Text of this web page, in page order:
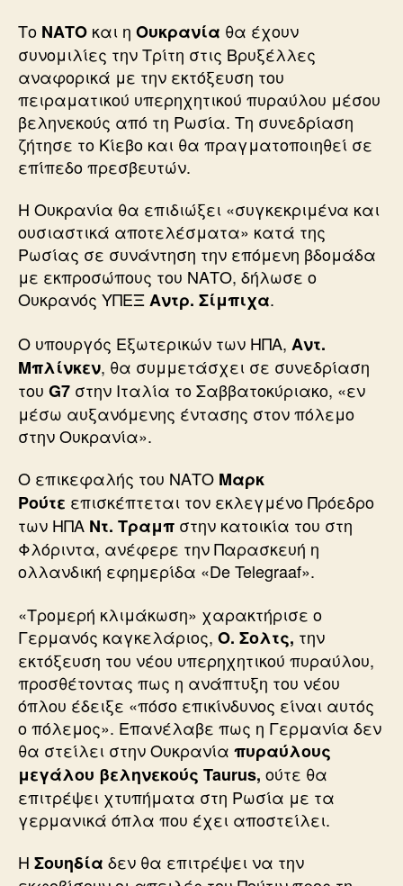
Το ΝΑΤΟ και η Ουκρανία θα έχουν
συνομιλίες την Τρίτη στις Βρυξέλλες
αναφορικά με την εκτόξευση του
πειραματικού υπερηχητικού πυραύλου μέσου
βεληνεκούς από τη Ρωσία. Τη συνεδρίαση
ζήτησε το Κίεβο και θα πραγματοποιηθεί σε
επίπεδο πρεσβευτών.
Η Ουκρανία θα επιδιώξει «συγκεκριμένα και
ουσιαστικά αποτελέσματα» κατά της
Ρωσίας σε συνάντηση την επόμενη βδομάδα
με εκπροσώπους του ΝΑΤΟ, δήλωσε ο
Ουκρανός ΥΠΕΞΑντρ. Σίμπιχα.
Ο υπουργός Εξωτερικών των ΗΠΑ, Αντ.
Μπλίνκεν, θα συμμετάσχει σε συνεδρίαση
του G7 στην Ιταλία το Σαββατοκύριακο, «εν
μέσω αυξανόμενης έντασης στον πόλεμο
στην Ουκρανία».
Ο επικεφαλής του ΝΑΤΟ Μαρκ
Ρούτε επισκέπτεται τον εκλεγμένο Πρόεδρο
των ΗΠΑ Ντ. Τραμπ στην κατοικία του στη
Φλόριντα, ανέφερε την Παρασκευή η
ολλανδική εφημερίδα «De Telegraaf».
«Τρομερή κλιμάκωση» χαρακτήρισε ο
Γερμανός καγκελάριος, Ο. Σολτς, την
εκτόξευση του νέου υπερηχητικού πυραύλου,
προσθέτοντας πως η ανάπτυξη του νέου
όπλου έδειξε «πόσο επικίνδυνος είναι αυτός
ο πόλεμος». Επανέλαβε πως η Γερμανία δεν
θα στείλει στην Ουκρανία πυραύλους
μεγάλου βεληνεκούς Taurus, ούτε θα
επιτρέψει χτυπήματα στη Ρωσία με τα
γερμανικά όπλα που έχει αποστείλει.
Η Σουηδία δεν θα επιτρέψει να την